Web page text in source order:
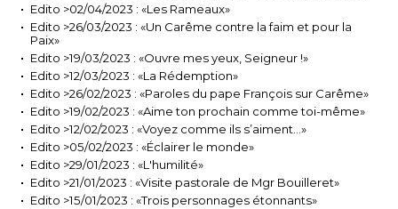
Edito >02/04/2023 : «Les Rameaux»
Edito >26/03/2023 : «Un Carême contre la faim et pour la
Paix»
Edito >19/03/2023 : «Ouvre mes yeux, Seigneur !»
Edito >12/03/2023 : «La Rédemption»
Edito >26/02/2023 : «Paroles du pape François sur Carême»
Edito >19/02/2023 : «Aime ton prochain comme toi-même»
Edito >12/02/2023 : «Voyez comme ils s’aiment…»
Edito >05/02/2023 : «Éclairer le monde»
Edito >29/01/2023 : «L'humilité»
Edito >21/01/2023 : «Visite pastorale de Mgr Bouilleret»
Edito >15/01/2023 : «Trois personnages étonnants»